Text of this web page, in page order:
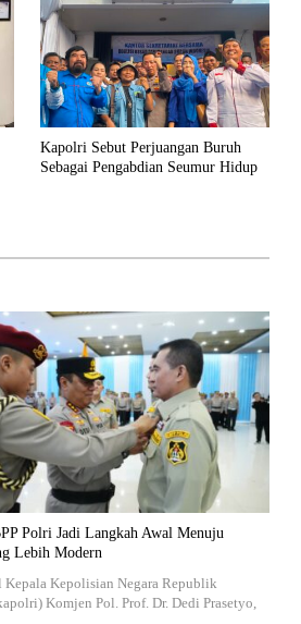
Kapolri Sebut Perjuangan Buruh
Sebagai Pengabdian Seumur Hidup
Polri Jadi Langkah Awal Menuju
Lebih Modern
Kepala Kepolisian Negara Republik
Komjen Pol. Prof. Dr. Dedi Prasetyo,